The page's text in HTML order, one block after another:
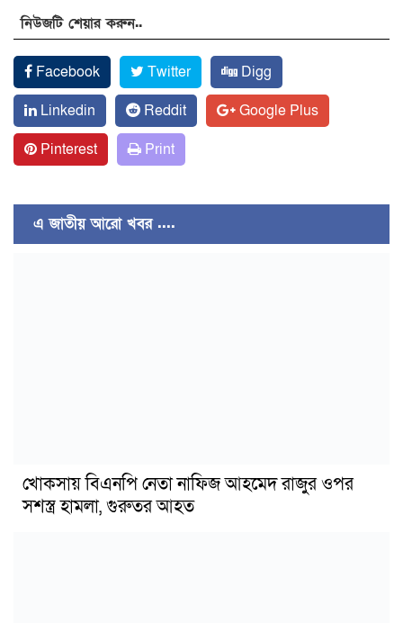
নিউজটি শেয়ার করুন..
Facebook Twitter
Digg
Linkedin
Reddit
Google Plus
Pinterest
Print
এ জাতীয় আরো খবর ....
খোকসায় বিএনপি নেতা নাফিজ আহমেদ রাজুর ওপর
সশস্ত্র হামলা, গুরুতর আহত